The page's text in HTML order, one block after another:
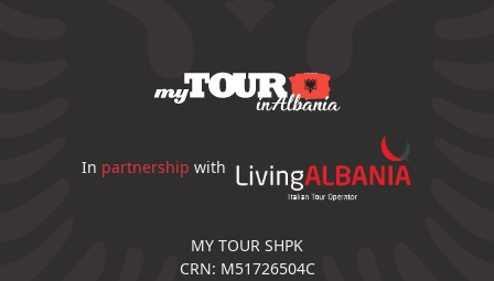
In partnership with
MY TOUR SHPK
CRN: M51726504C